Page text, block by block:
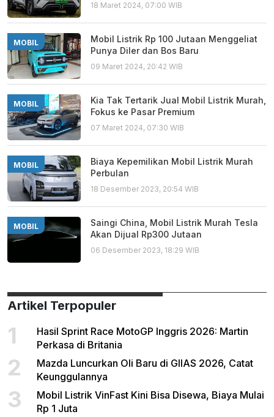
18 Maret 2024, 07:00 WIB
MOBIL
Mobil Listrik Rp 100 Jutaan Menggeliat
Punya Diler dan Bos Baru
09 Maret 2024, 20:42 WIB
MOBIL
Kia Tak Tertarik Jual Mobil Listrik Murah,
Fokus ke Pasar Premium
07 Maret 2024, 07:30 WIB
MOBIL
Biaya Kepemilikan Mobil Listrik Murah
Perbulan
18 Desember 2023, 20:54 WIB
MOBIL
Saingi China, Mobil Listrik Murah Tesla
Akan Dijual Rp300 Jutaan
06 Desember 2023, 18:29 WIB
Artikel Terpopuler
1
Hasil Sprint Race MotoGP Inggris 2026: Martin
Perkasa di Britania
2
Mazda Luncurkan Oli Baru di GIIAS 2026, Catat
Keunggulannya
3
Mobil Listrik VinFast Kini Bisa Disewa, Biaya Mulai
Rp 1 Juta